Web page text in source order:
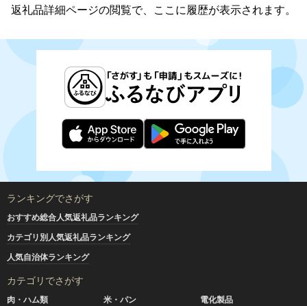
返礼品詳細ページの閲覧で、ここに履歴が表示されます。
ランキングでさがす
おすすめ総合人気返礼品ランキング
カテゴリ別人気返礼品ランキング
人気自治体ランキング
カテゴリでさがす
肉・ハム類 米・パン
電化製品